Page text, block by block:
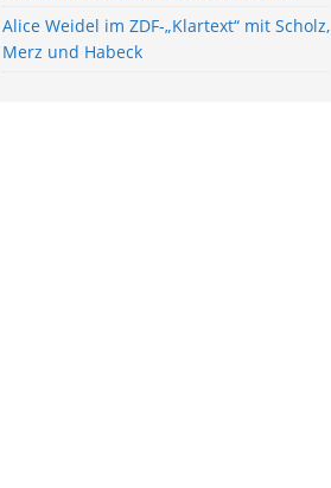
Alice Weidel im ZDF-„Klartext“ mit Scholz,
Merz und Habeck